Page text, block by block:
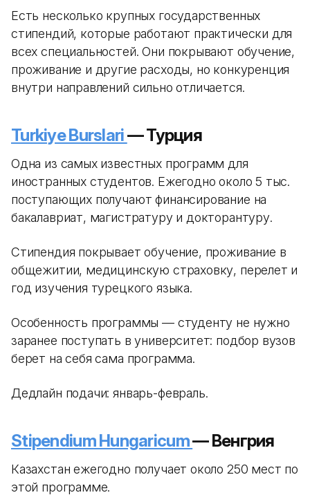
Есть несколько крупных государственных
стипендий, которые работают практически для
всех специальностей. Они покрывают обучение,
проживание и другие расходы, но конкуренция
внутри направлений сильно отличается.
Turkiye Burslari— Турция
Одна из самых известных программ для
иностранных студентов. Ежегодно около 5 тыс.
поступающих получают финансирование на
бакалавриат, магистратуру и докторантуру.
Стипендия покрывает обучение, проживание в
общежитии, медицинскую страховку, перелет и
год изучения турецкого языка.
Особенность программы — студенту не нужно
заранее поступать в университет: подбор вузов
берет на себя сама программа.
Дедлайн подачи: январь-февраль.
Stipendium Hungaricum— Венгрия
Казахстан ежегодно получает около 250 мест по
этой программе.